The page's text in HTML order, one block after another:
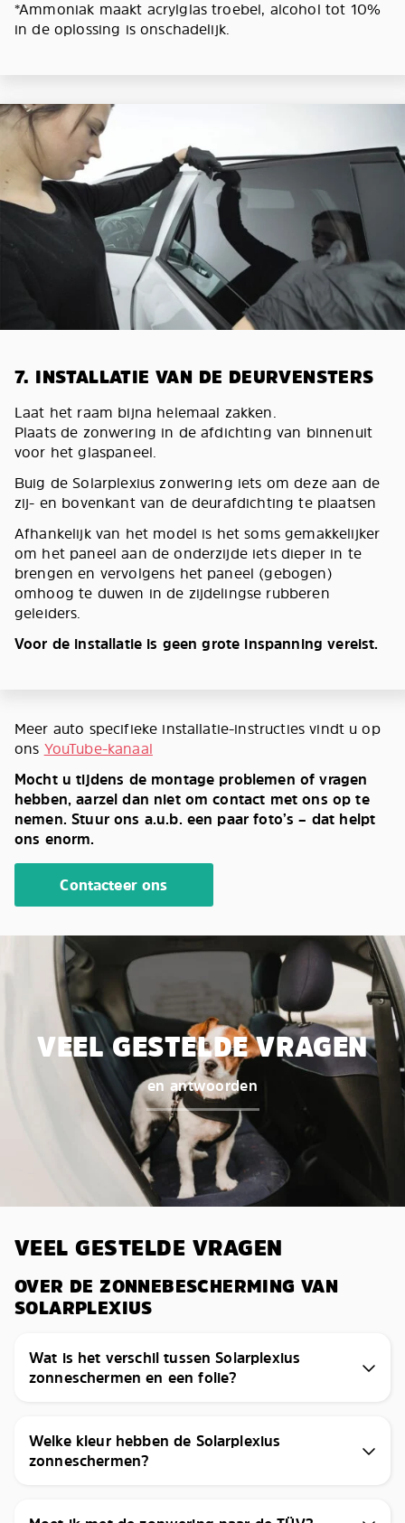
*Ammoniak maakt acrylglas troebel, alcohol tot 10%
in de oplossing is onschadelijk.
7. INSTALLATIE VAN DE DEURVENSTERS
Laat het raam bijna helemaal zakken.
Plaats de zonwering in de afdichting van binnenuit
voor het glaspaneel.
Buig de Solarplexius zonwering iets om deze aan de
zij- en bovenkant van de deurafdichting te plaatsen
Afhankelijk van het model is het soms gemakkelijker
om het paneel aan de onderzijde iets dieper in te
brengen en vervolgens het paneel (gebogen)
omhoog te duwen in de zijdelingse rubberen
geleiders.
Voor de installatie is geen grote inspanning vereist.
Meer auto specifieke installatie-instructies vindt u op
ons YouTube-kanaal
Mocht u tijdens de montage problemen of vragen
hebben, aarzel dan niet om contact met ons op te
nemen. Stuur ons a.u.b. een paar foto’s – dat helpt
ons enorm.
Contacteer ons
VEEL GESTELDE VRAGEN
en antwoorden
VEEL GESTELDE VRAGEN
OVER DE ZONNEBESCHERMING VAN
SOLARPLEXIUS
Wat is het verschil tussen Solarplexius
zonneschermen en een folie?
Welke kleur hebben de Solarplexius
zonneschermen?